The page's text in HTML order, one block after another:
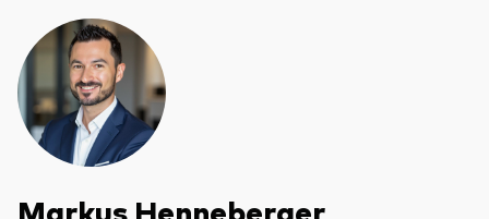
Anbieterliste
Vanguard Modellportfolios
Vanguard Beratungsstudie
Markus Henneberger